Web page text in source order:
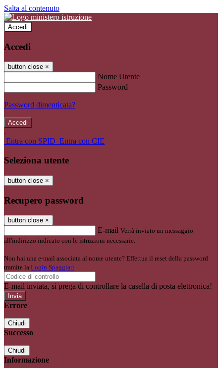
Salta al contenuto
Accedi
Accedi
button close ×
Nome Utente
Password
Password dimenticata?
-
Entra con SPID Entra con CIE
Seleziona utente
button close ×
Recupero password
button close ×
E-mail Verrà inviato un messaggio
all'indirizzo indicato con le istruzioni necessarie.
Non hai una e-mail associata al nome utente? Effettua il reset della password
tramite la Login Spaggiari
E-mail inviata, si prega di controllare la casella di posta elettronica!
Errore
Chiudi
Successo
Chiudi
Informazione